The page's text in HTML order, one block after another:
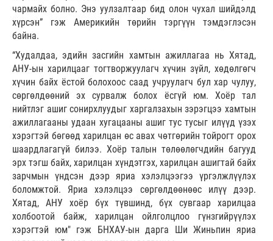
чармайх болно. Энэ уулзалтаар бид олон чухал шийдэлд
хүрсэн” гэж Америкийн төрийн тэргүүн тэмдэглэсэн
байна.
“Худалдаа, эдийн засгийн хамтын ажиллагаа нь Хятад,
АНУ-ын харилцааг тогтворжуулагч хүчин зүйл, хөдөлгөгч
хүчин байх ёстой болохоос саад учруулагч бул хар чулуу,
сөргөлдөөний эх сурвалж болох ёсгүй юм. Хоёр тал
нийтлэг ашиг сонирхлуудыг харгалзахын зэрэгцээ хамтын
ажиллагааны удаан хугацааны ашиг тус тусыг илүүд үзэх
хэрэгтэй бөгөөд харилцан өс авах чөтгөрийн тойрогт орох
шаардлагагүй билээ. Хоёр талын төлөөлөгчдийн багууд
эрх тэгш байх, харилцан хүндэтгэх, харилцан ашигтай байх
зарчмын үндсэн дээр яриа хэлэлцээгээ үргэлжлүүлэх
боломжтой. Яриа хэлэлцээ сөргөлдөөнөөс илүү дээр.
Хятад, АНУ хоёр бүх түвшинд, бүх сувгаар харилцаа
холбоотой байж, харилцан ойлголцлоо гүнзгийрүүлэх
хэрэгтэй юм" гэж БНХАУ-ын дарга Ши Жиньпин яриа